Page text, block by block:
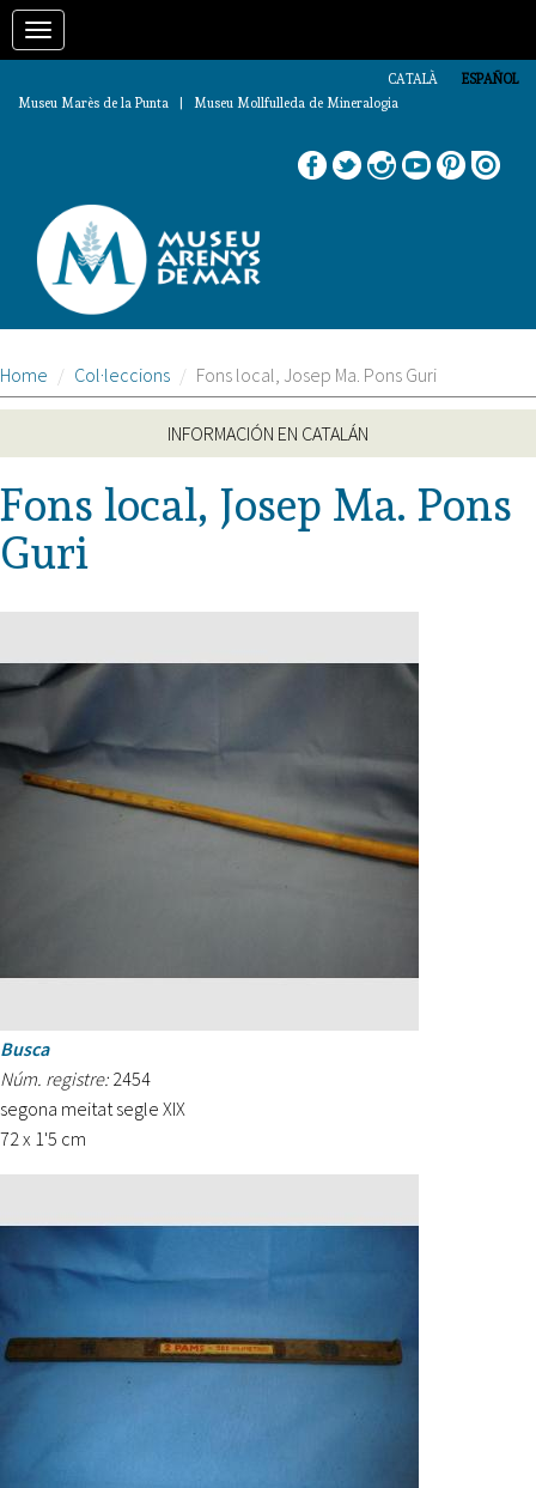
Pasar
contenido
Toggle
ESPAÑOL
CATALÀ
Museu Marès de la Punta | Museu Mollfulleda de Mineralogia
Home Col·leccions Fons local, Josep Ma. Pons Guri
INFORMACIÓN EN CATALÁN
Fons local, Josep Ma. Pons
Guri
Busca
Núm. registre: 2454
segona meitat segle XIX
72 x 1'5 cm